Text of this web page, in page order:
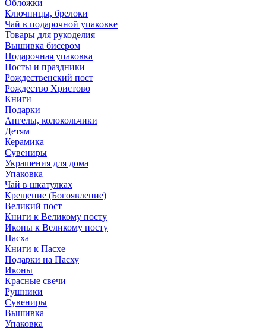
Обложки
Ключницы, брелоки
Чай в подарочной упаковке
Товары для рукоделия
Вышивка бисером
Подарочная упаковка
Посты и праздники
Рождественский пост
Рождество Христово
Книги
Подарки
Ангелы, колокольчики
Детям
Керамика
Сувениры
Украшения для дома
Упаковка
Чай в шкатулках
Крещение (Богоявление)
Великий пост
Книги к Великому посту
Иконы к Великому посту
Пасха
Книги к Пасхе
Подарки на Пасху
Иконы
Красные свечи
Рушники
Сувениры
Вышивка
Упаковка